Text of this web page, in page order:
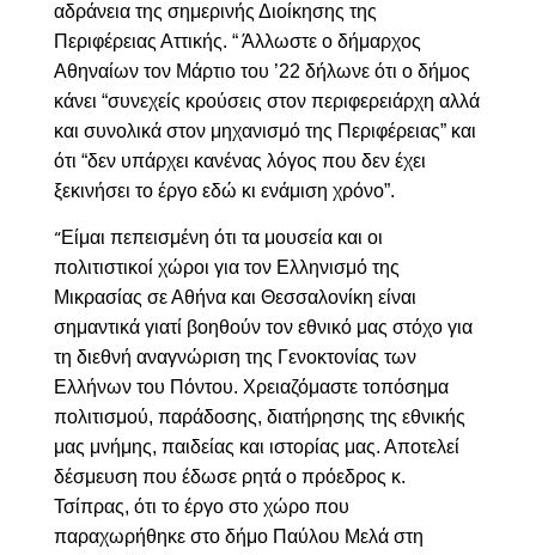
αδράνεια της σημερινής Διοίκησης της
Περιφέρειας Αττικής. “ Άλλωστε ο δήμαρχος
Αθηναίων τον Μάρτιο του ’22 δήλωνε ότι ο δήμος
κάνει “συνεχείς κρούσεις στον περιφερειάρχη αλλά
και συνολικά στον μηχανισμό της Περιφέρειας” και
ότι “δεν υπάρχει κανένας λόγος που δεν έχει
ξεκινήσει το έργο εδώ κι ενάμιση χρόνο”.
“Είμαι πεπεισμένη ότι τα μουσεία και οι
πολιτιστικοί χώροι για τον Ελληνισμό της
Μικρασίας σε Αθήνα και Θεσσαλονίκη είναι
σημαντικά γιατί βοηθούν τον εθνικό μας στόχο για
τη διεθνή αναγνώριση της Γενοκτονίας των
Ελλήνων του Πόντου. Χρειαζόμαστε τοπόσημα
πολιτισμού, παράδοσης, διατήρησης της εθνικής
μας μνήμης, παιδείας και ιστορίας μας. Αποτελεί
δέσμευση που έδωσε ρητά ο πρόεδρος κ.
Τσίπρας, ότι το έργο στο χώρο που
παραχωρήθηκε στο δήμο Παύλου Μελά στη